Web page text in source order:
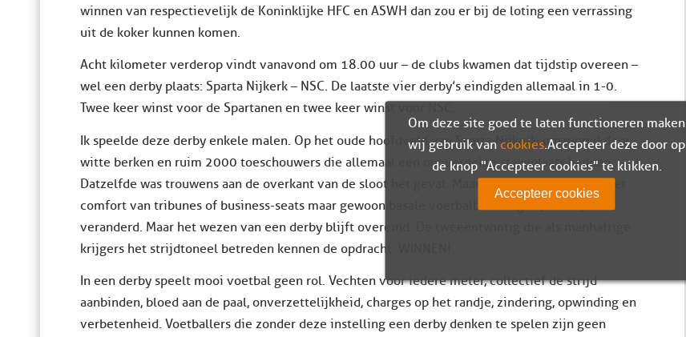
winnen van respectievelijk de Koninklijke HFC en ASWH dan zou er bij de loting een verrassing
uit de koker kunnen komen.
Acht kilometer verderop vindt vanavond om 18.00 uur – de clubs kwamen dat tijdstip overeen –
wel een derby plaats: Sparta Nijkerk – NSC. De laatste vier derby’s eindigden allemaal in 1-0.
Twee keer winst voor de Spartanen en twee keer winst voor NSC.
Ik speelde deze derby enkele malen. Op het oude hoofdveld van Sparta Nijkerk, omzoomd door
witte berken en ruim 2000 toeschouwers die allemaal een onoverdekte staanplaats hadden.
Datzelfde was trouwens aan de overkant van de sloot het geval. Maar het had wel wat, niet het
comfort van tribunes of business-seats maar gewoon basale voetbalbeleving. Tijden zijn
veranderd. Maar het wezen van een derby blijft overeind. De tweeëntwintig die als manhaftige
krijgers het strijdtoneel betreden kennen de opdracht: WINNEN!
In een derby speelt mooi voetbal geen rol. Vechten voor iedere meter, collectief de strijd
aanbinden, bloed aan de paal, onverzettelijkheid, charges op het randje, zindering, opwinding en
verbetenheid. Voetballers die zonder deze instelling een derby denken te spelen zijn geen
Om deze site goed te laten functioneren maken
wij gebruik van cookies. Accepteer deze door op
de knop "Accepteer cookies" te klikken.
Accepteer cookies